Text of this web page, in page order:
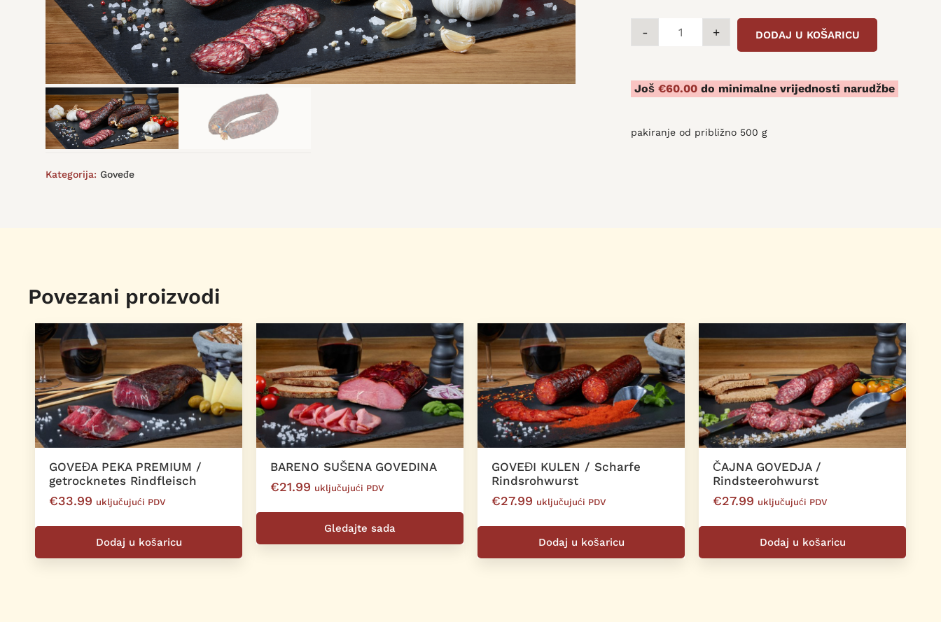
Kategorija: Goveđe
quantity
- + DODAJ U KOŠARICU
Još€60.00 do minimalne vrijednosti narudžbe
pakiranje od približno 500 g
Povezani proizvodi
GOVEĐA PEKA PREMIUM /
getrocknetes Rindfleisch
€33.99 uključujući PDV
Dodaj u košaricu
BARENO SUŠENA GOVEDINA
€21.99 uključujući PDV
Gledajte sada
GOVEĐI KULEN / Scharfe
Rindsrohwurst
€27.99 uključujući PDV
Dodaj u košaricu
ČAJNA GOVEDJA /
Rindsteerohwurst
€27.99 uključujući PDV
Dodaj u košaricu